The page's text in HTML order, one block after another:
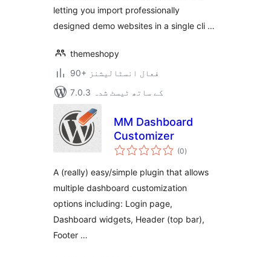
letting you import professionally
designed demo websites in a single cli …
themeshopy
90+ فعال انسٹالیشنز
7.0.3 کے ساتھ ٹیسٹ شدہ
MM Dashboard
Customizer
(0مجموعی
درجہ
)
A (really) easy/simple plugin that allows
multiple dashboard customization
options including: Login page,
Dashboard widgets, Header (top bar),
Footer …